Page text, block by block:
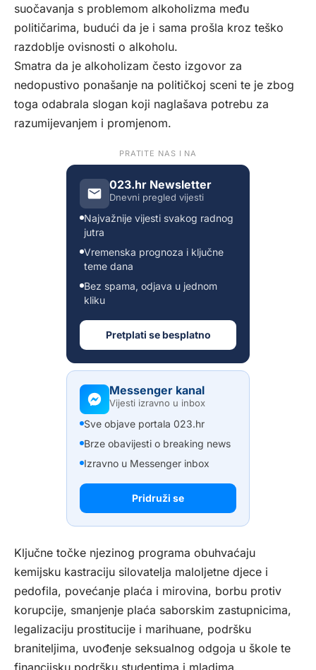
suočavanja s problemom alkoholizma među
političarima, budući da je i sama prošla kroz teško
razdoblje ovisnosti o alkoholu.
Smatra da je alkoholizam često izgovor za
nedopustivo ponašanje na političkoj sceni te je zbog
toga odabrala slogan koji naglašava potrebu za
razumijevanjem i promjenom.
PRATITE NAS I NA
023.hr Newsletter
Dnevni pregled vijesti
Najvažnije vijesti svakog radnog
jutra
Vremenska prognoza i ključne
teme dana
Bez spama, odjava u jednom
kliku
Pretplati se besplatno
Messenger kanal
Vijesti izravno u inbox
Sve objave portala 023.hr
Brze obavijesti o breaking news
Izravno u Messenger inbox
Pridruži se
Ključne točke njezinog programa obuhvaćaju
kemijsku kastraciju silovatelja maloljetne djece i
pedofila, povećanje plaća i mirovina, borbu protiv
korupcije, smanjenje plaća saborskim zastupnicima,
legalizaciju prostitucije i marihuane, podršku
braniteljima, uvođenje seksualnog odgoja u škole te
financijsku podršku studentima i mladima.